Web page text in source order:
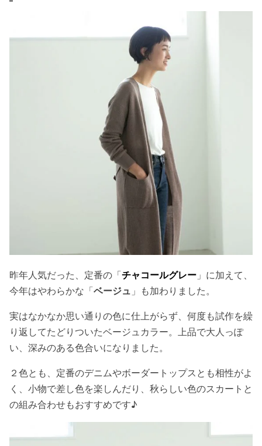
昨年人気だった、定番の「チャコールグレー 」に加えて、
今年はやわらかな「ベージュ 」も加わりました。
実はなかなか思い通りの色に仕上がらず、何度も試作を繰
り返してたどりついたベージュカラー。上品で大人っぽ
い、深みのある色合いになりました。
２色とも、定番のデニムやボーダートップスとも相性がよ
く、小物で差し色を楽しんだり、秋らしい色のスカートと
の組み合わせもおすすめです♪